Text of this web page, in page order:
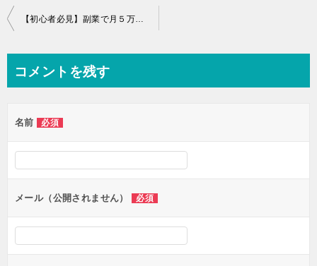
投
ビ
ー
シ
ン
【初心者必見】副業で月５万円稼ぐには？
コメントを残す
名前 必須
メール（公開されません） 必須